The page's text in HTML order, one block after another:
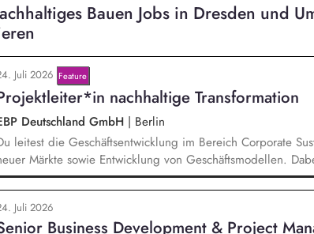
Bauen Jobs in Dresden und
Juli 2026 Feature
nachhaltige Transformation
Deutschland GmbH | Berlin
leitest die Geschäftsentwicklung im Bereich Corporate
Märkte sowie Entwicklung von Geschäftsmodellen.
bestehenden Team zusammen und entwickelst dieses
weiter. Zu Deinen Aufgaben gehören vor
und Umsetzung von Wachstumsstrategie und
Identifikation von Branchen- und
Juli 2026
Business Development & Project